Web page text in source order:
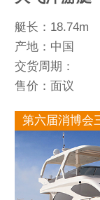
艇长：18.74m
产地：中国
交货周期：
售价：面议
第六届消博会